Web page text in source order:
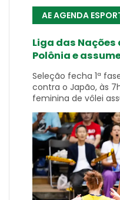
AE AGENDA
Liga das Nações
Polônia e
Seleção fecha 1ª
contra o Japão, às
feminina de vôlei